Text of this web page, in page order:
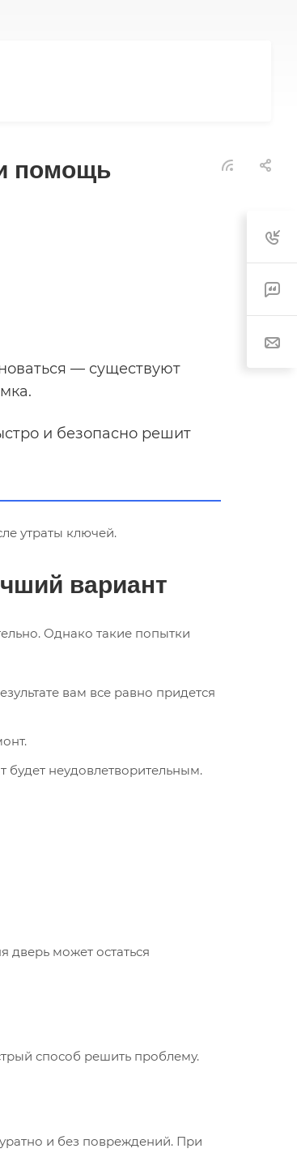
помощь
— существуют
и безопасно решит
утраты ключей.
вариант
Однако такие попытки
вам все равно придется
будет неудовлетворительным.
дверь может остаться
способ решить проблему.
и без повреждений. При